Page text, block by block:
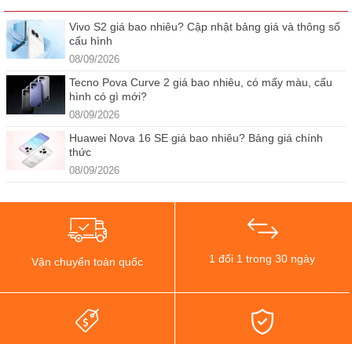
Vivo S2 giá bao nhiêu? Cập nhật bảng giá và thông số
cấu hình
08/09/2026
Tecno Pova Curve 2 giá bao nhiêu, có mấy màu, cấu
hình có gì mới?
08/09/2026
Huawei Nova 16 SE giá bao nhiêu? Bảng giá chính
thức
08/09/2026
Vận chuyển toàn quốc 1 đổi 1 trong 30 ngày